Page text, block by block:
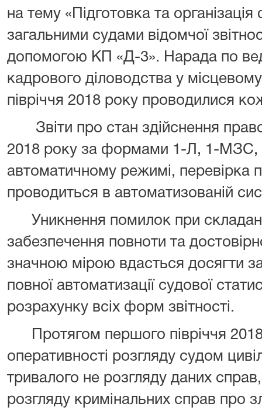
на тему «Підготовка та
загальними судами відомчої
допомогою КП «Д-3». Нарада по
кадрового діловодства у
півріччя 2018 року проводилися
Звіти про стан здійснення
2018 року за формами 1-Л, 1-
автоматичному режимі, перевірка
проводиться в автоматизованій
Уникнення помилок при
забезпечення повноти та
значною мірою вдасться досягти
повної автоматизації судової
розрахунку всіх форм звітності.
Протягом першого півріччя 2018
оперативності розгляду судом
тривалого не розгляду даних
розгляду кримінальних справ про